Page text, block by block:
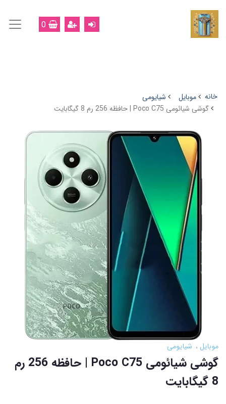
0
خانه موبایل
شیایومی
گوشی شیائومی Poco C75 | حافظه 256 رم 8 گیگابایت
موبایل شیایومی
گوشی شیائومی Poco C75 | حافظه 256 رم
8 گیگابایت